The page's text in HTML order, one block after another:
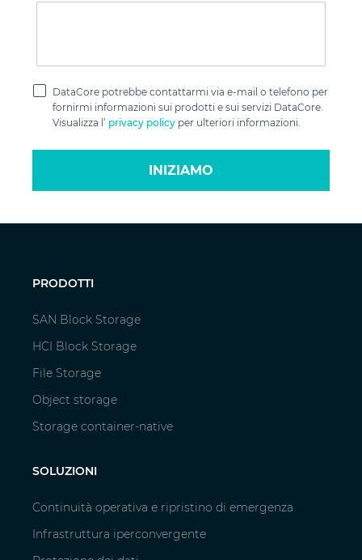
Policy
DataCore potrebbe contattarmi via e-mail o telefono per
fornirmi informazioni sui prodotti e sui servizi DataCore.
Visualizza l’ privacy policy per ulteriori informazioni.
INIZIAMO
PRODOTTI
SAN Block Storage
HCI Block Storage
File Storage
Object storage
Storage container-native
SOLUZIONI
Continuità operativa e ripristino di emergenza
Infrastruttura iperconvergente